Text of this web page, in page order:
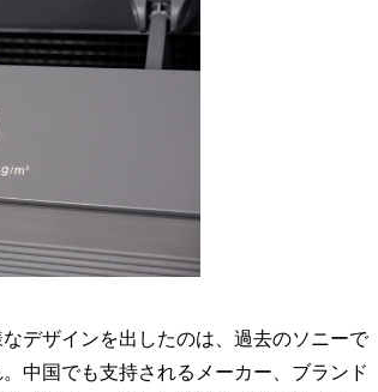
デザインを出したのは、過去のソニーで
中国でも支持されるメーカー、ブランド